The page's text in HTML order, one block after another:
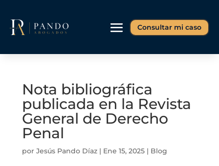
Consultar mi caso
Nota bibliográfica
publicada en la Revista
General de Derecho
Penal
por Jesús Pando Díaz| Ene 15, 2025| Blog